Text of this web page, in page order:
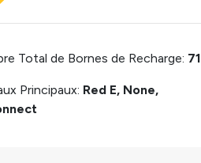
Total de Bornes de Recharge: 71
Principaux: Red E, None,